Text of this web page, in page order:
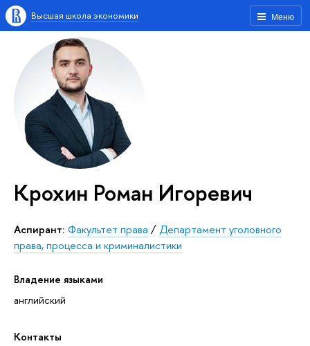
Меню
Высшая школа экономики
Крохин Роман Игоревич
Аспирант: Факультет права /Департамент уголовного
права, процесса и криминалистики
Владение языками
английский
Контакты